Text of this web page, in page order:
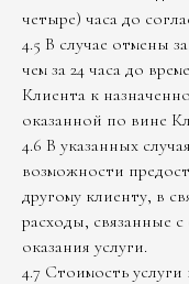
четыре) часа до
4.5 В случае отмены
чем за 24 часа до
Клиента к
оказанной по вине
4.6 В указанных
возможности
другому клиенту, в
расходы, связанные
оказания услуги.
4.7 Стоимость услуги